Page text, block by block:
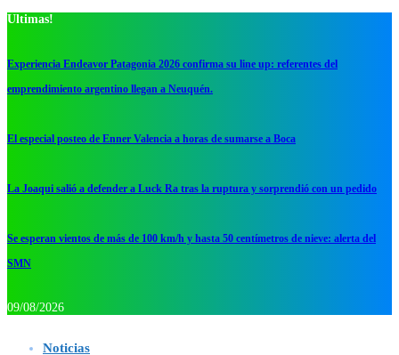
Ultimas!
Experiencia Endeavor Patagonia 2026 confirma su line up: referentes del
emprendimiento argentino llegan a Neuquén.
El especial posteo de Enner Valencia a horas de sumarse a Boca
La Joaqui salió a defender a Luck Ra tras la ruptura y sorprendió con un pedido
Se esperan vientos de más de 100 km/h y hasta 50 centímetros de nieve: alerta del
SMN
09/08/2026
Noticias